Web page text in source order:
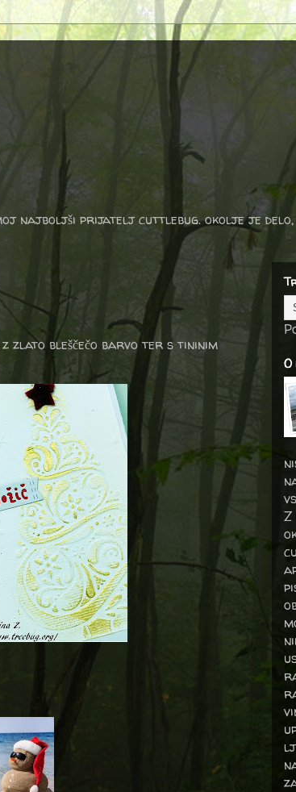
najboljši prijatelj cuttlebug. okolje je
zlato bleščečo barvo ter s tininim
O
Z